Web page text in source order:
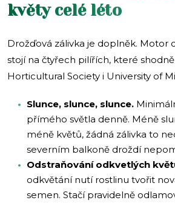
květy celé léto
Drožďová zálivka je doplněk.
stojí na čtyřech pilířích, které
Horticultural Society i University of
Slunce, slunce, slunce.
přímého světla denně. Méně
méně květů, žádná zálivka to
severním balkoně droždí
Odstraňování odkvetlých
odkvětání nutí rostlinu tvořit
semen. Stačí pravidelně